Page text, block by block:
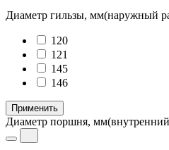
Диаметр гильзы, мм(наружный
120
121
145
146
Применить
Диаметр поршня, мм